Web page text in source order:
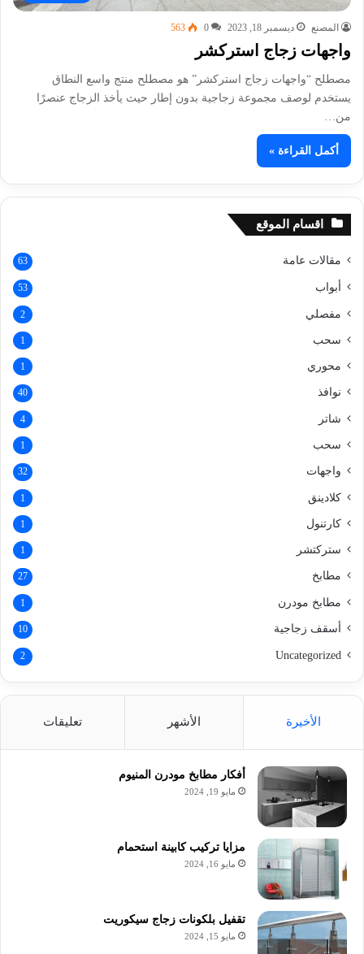
المصنع ديسمبر 18, 2023 0
563
واجهات زجاج استركشر
مصطلح “واجهات زجاج استركشر” هو مصطلح منتج واسع النطاق
يستخدم لوصف مجموعة زجاجية بدون إطار حيث يأخذ الزجاج عنصرًا
من…
أكمل القراءة »
اقسام الموقع
مقالات عامة 63
أبواب 53
مفصلي 2
سحب 1
محوري 1
نوافذ 40
شاتر 4
سحب 1
واجهات 32
كلادينق 1
كارتنول 1
ستركتشر 1
مطابخ 27
مطابخ مودرن 1
أسقف زجاجية 10
Uncategorized
2
الأخيرة الأشهر تعليقات
أفكار مطابخ مودرن المنيوم
مايو 19, 2024
مزايا تركيب كابينة استحمام
مايو 16, 2024
تقفيل بلكونات زجاج سيكوريت
مايو 15, 2024